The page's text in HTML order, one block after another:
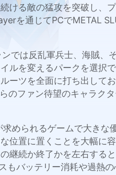
ける敵の猛攻を突破し、
を通じてPCでMETAL
では反乱軍兵士、海賊、
ルを変えるパークを選択
ーツを全面に打ち出して
のファン待望のキャラク
められるゲームで大きな
位置に置くことを大幅に
継続か終了かを左右すると
もバッテリー消耗や過熱